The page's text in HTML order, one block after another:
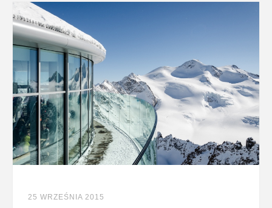
25 WRZEŚNIA 2015